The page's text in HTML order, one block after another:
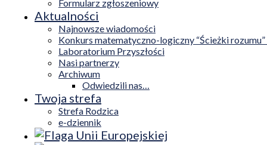
Formularz zgłoszeniowy
Aktualności
Najnowsze wiadomości
Konkurs matematyczno-logiczny “Ścieżki
Laboratorium Przyszłości
Nasi partnerzy
Archiwum
Odwiedzili nas…
Twoja strefa
Strefa Rodzica
e-dziennik